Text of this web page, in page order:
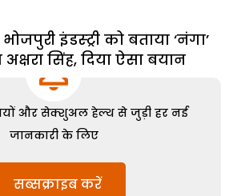
इंडस्ट्री को बताया ‘नंगा’
सिंह, दिया ऐसा बयान
और सेक्शुअल हेल्थ से जुड़ी हर नई
जानकारी के लिए
सब्सक्राइब करें